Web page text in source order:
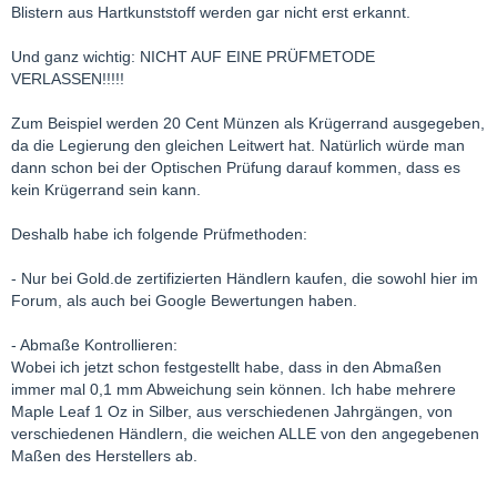
Blistern aus Hartkunststoff werden gar nicht erst erkannt.
Und ganz wichtig: NICHT AUF EINE PRÜFMETODE
VERLASSEN!!!!!
Zum Beispiel werden 20 Cent Münzen als Krügerrand ausgegeben,
da die Legierung den gleichen Leitwert hat. Natürlich würde man
dann schon bei der Optischen Prüfung darauf kommen, dass es
kein Krügerrand sein kann.
Deshalb habe ich folgende Prüfmethoden:
- Nur bei Gold.de zertifizierten Händlern kaufen, die sowohl hier im
Forum, als auch bei Google Bewertungen haben.
- Abmaße Kontrollieren:
Wobei ich jetzt schon festgestellt habe, dass in den Abmaßen
immer mal 0,1 mm Abweichung sein können. Ich habe mehrere
Maple Leaf 1 Oz in Silber, aus verschiedenen Jahrgängen, von
verschiedenen Händlern, die weichen ALLE von den angegebenen
Maßen des Herstellers ab.